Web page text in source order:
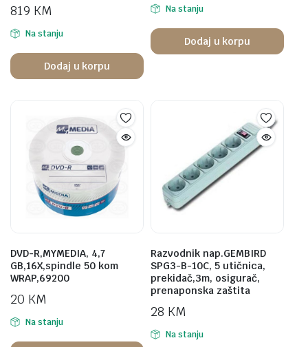
819 KM
Na stanju
Dodaj u korpu
Na stanju
Dodaj u korpu
DVD-R,MYMEDIA, 4,7
GB,16X,spindle 50 kom
WRAP,69200
20 KM
Na stanju
Razvodnik nap.GEMBIRD
SPG3-B-10C, 5 utičnica,
prekidač,3m, osigurač,
prenaponska zaštita
28 KM
Na stanju